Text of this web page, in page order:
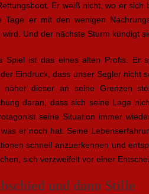
Er weiß nicht, wo er
Tage er mit den wenigen
wird. Und der nächste Sturm kündigt
Spiel ist das eines alten Profis. Er
Eindruck, dass unser Segler nicht
näher dieser an seine Grenzen
daran, dass sich seine Lage
seine Situation immer
er noch hat. Seine
schnell anzuerkennen und
sich verzweifelt vor einer
und dann Stille